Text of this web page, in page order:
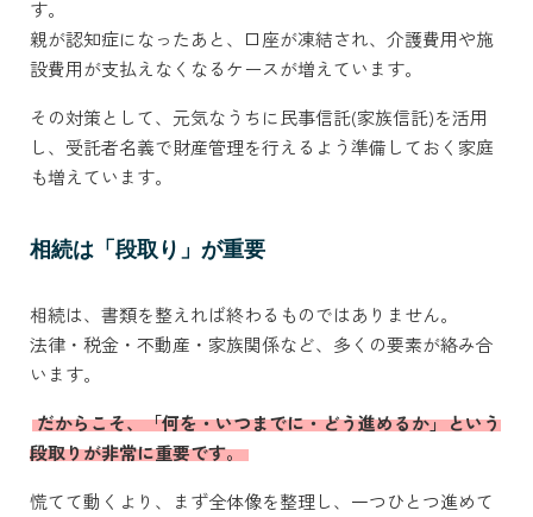
す。
親が認知症になったあと、口座が凍結され、介護費用や施
設費用が支払えなくなるケースが増えています。
その対策として、元気なうちに民事信託(家族信託)を活用
し、受託者名義で財産管理を行えるよう準備しておく家庭
も増えています。
相続は「段取り」が重要
相続は、書類を整えれば終わるものではありません。
法律・税金・不動産・家族関係など、多くの要素が絡み合
います。
だからこそ、「何を・いつまでに・どう進めるか」という
段取りが非常に重要です。
慌てて動くより、まず全体像を整理し、一つひとつ進めて